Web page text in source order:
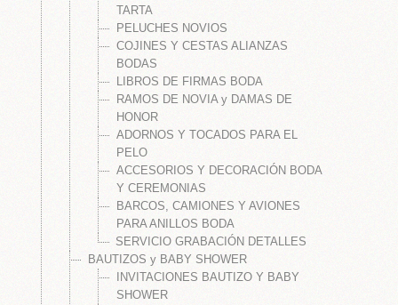
TARTA
PELUCHES NOVIOS
COJINES Y CESTAS ALIANZAS
BODAS
LIBROS DE FIRMAS BODA
RAMOS DE NOVIA y DAMAS DE
HONOR
ADORNOS Y TOCADOS PARA EL
PELO
ACCESORIOS Y DECORACIÓN BODA
Y CEREMONIAS
BARCOS, CAMIONES Y AVIONES
PARA ANILLOS BODA
SERVICIO GRABACIÓN DETALLES
BAUTIZOS y BABY SHOWER
INVITACIONES BAUTIZO Y BABY
SHOWER
Do It Yourself
CATÁLOGO+
Comunión